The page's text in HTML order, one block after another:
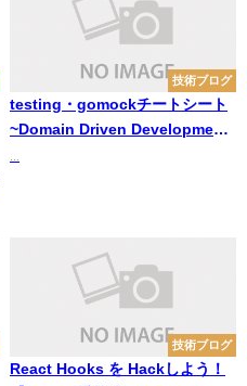
技術ブログ
testing・gomockチートシート
~Domain Driven Development
技術ブログ
React Hooks を Hackしよう！